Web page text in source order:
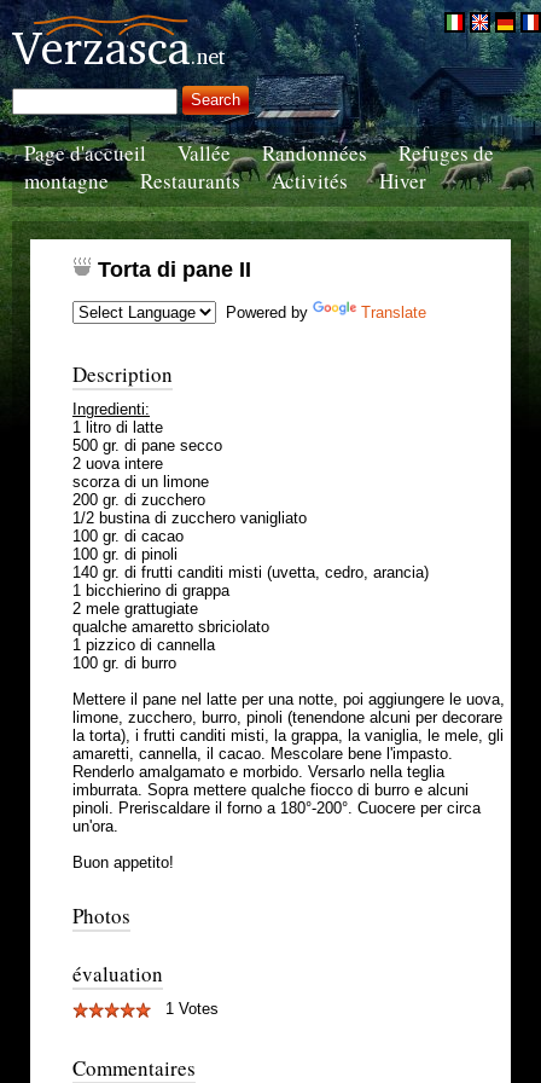
Page d'accueil Vallée Randonnées
Refuges de
montagne
Restaurants Activités Hiver
Torta di pane II
Powered by Translate
Description
Ingredienti:
1 litro di latte
500 gr. di pane secco
2 uova intere
scorza di un limone
200 gr. di zucchero
1/2 bustina di zucchero vanigliato
100 gr. di cacao
100 gr. di pinoli
140 gr. di frutti canditi misti (uvetta, cedro, arancia)
1 bicchierino di grappa
2 mele grattugiate
qualche amaretto sbriciolato
1 pizzico di cannella
100 gr. di burro
Mettere il pane nel latte per una notte, poi aggiungere le uova,
limone, zucchero, burro, pinoli (tenendone alcuni per decorare
la torta), i frutti canditi misti, la grappa, la vaniglia, le mele, gli
amaretti, cannella, il cacao. Mescolare bene l'impasto.
Renderlo amalgamato e morbido. Versarlo nella teglia
imburrata. Sopra mettere qualche fiocco di burro e alcuni
pinoli. Preriscaldare il forno a 180°-200°. Cuocere per circa
un'ora.
Buon appetito!
Photos
évaluation
1 Votes
Commentaires